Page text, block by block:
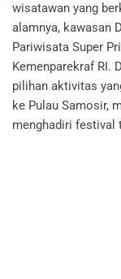
wisatawan yang
alamnya, kawasan
Pariwisata Super
Kemenparekraf RI.
pilihan aktivitas
ke Pulau Samosir,
menghadiri festival